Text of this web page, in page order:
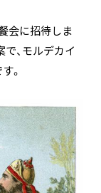
会に招待しま
、モルデカイ
。